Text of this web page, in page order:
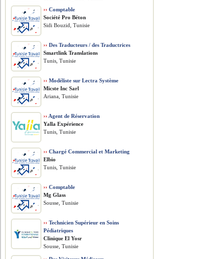
›› Comptable
Société Pro Béton
Sidi Bouzid, Tunisie
›› Des Traducteurs / des Traductrices
Smartlink Translations
Tunis, Tunisie
›› Modéliste sur Lectra Système
Micste Inc Sarl
Ariana, Tunisie
›› Agent de Réservation
Yalla Expérience
Tunis, Tunisie
›› Chargé Commercial et Marketing
Elbio
Tunis, Tunisie
›› Comptable
Mg Glass
Sousse, Tunisie
›› Technicien Supérieur en Soins
Pédiatriques
Clinique El Yosr
Sousse, Tunisie